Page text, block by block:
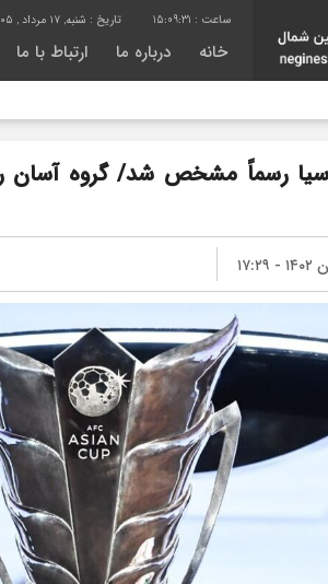
15:09:32 تاریخ : شنبه, ۱۷ مرداد , ۱۴۰۵
خانه درباره ما ارتباط با ما
رسماً مشخص شد/ گروه آسان